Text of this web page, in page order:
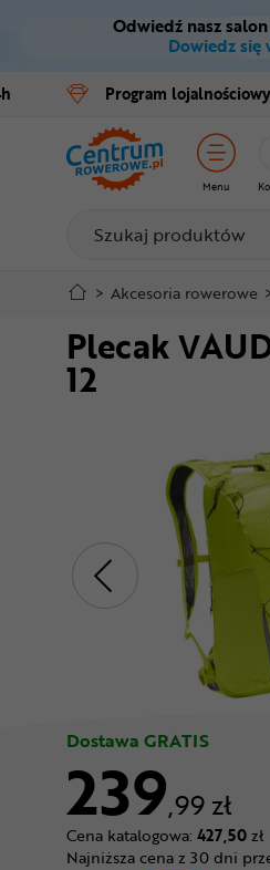
Menu główne
Informacje o
Do koszyka
Szczegółowe
Stopka
Odwiedź nasz
Dowiedz się
Program lojalnościowy
Menu
Rowery
E-bike
Części
Akcesoria
Odzież
Kaski
Buty
Nowości
Superoferta
> Akcesoria rowerowe
Plecak
12
Dostawa GRATIS
239,99 zł
Cena katalogowa: 427,50zł
Najniższa cena z 30 dni